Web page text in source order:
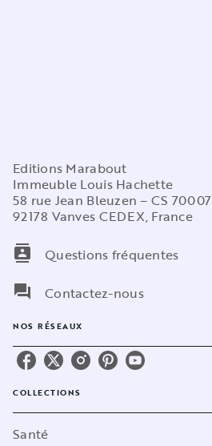
Editions Marabout
Immeuble Louis Hachette
58 rue Jean Bleuzen – CS 70007
92178 Vanves CEDEX, France
contacts
Questions fréquentes
question_answer
Contactez-nous
NOS RÉSEAUX
COLLECTIONS
Santé